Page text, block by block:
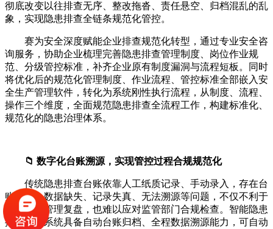
彻底改变以往排查无序、整改拖沓、责任悬空、归档混乱的乱
象，实现隐患排查全链条规范化管控。
赛为安全深度赋能企业排查规范化转型，通过专业安全咨
询服务，协助企业梳理完善隐患排查管理制度、岗位作业规
范、分级管控标准，补齐企业原有制度漏洞与流程短板。同时
将优化后的规范化管理制度、作业流程、管控标准全部嵌入安
全生产管理软件，转化为系统刚性执行流程，从制度、流程、
操作三个维度，全面规范隐患排查全流程工作，构建标准化、
规范化的隐患治理体系。
📁 数字化台账溯源，实现管控过程合规规范化
传统隐患排查台账依靠人工纸质记录、手动录入，存在台
账混乱、数据缺失、记录失真、无法溯源等问题，不仅不利于
企业内部管理复盘，也难以应对监管部门合规检查。智能隐患
排查识别系统具备自动台账归档、全程数据溯源能力，可自动